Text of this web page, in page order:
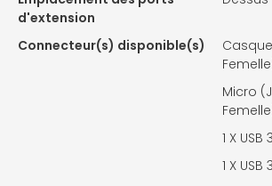
d'extension
Connecteur(s) disponible(s)
Micro
1 X USB
1 X USB